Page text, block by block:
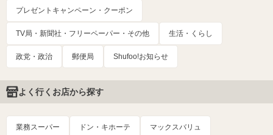
プレゼントキャンペーン・クーポン
TV局・新聞社・フリーペーパー・その他 生活・くらし
政党・政治 郵便局 Shufoo!お知らせ
よく行くお店から探す
業務スーパー ドン・キホーテ マックスバリュ